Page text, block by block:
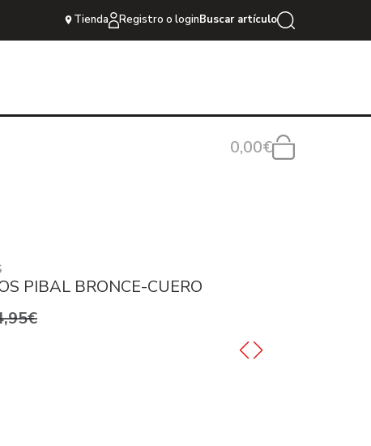
Tienda Registro o loginBuscar artículo
0,00€
PIBAL BRONCE-CUERO